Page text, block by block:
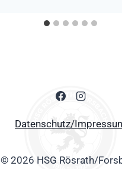
Datenschutz/
© 2026 HSG Rösrath/